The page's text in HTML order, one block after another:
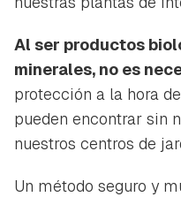
Al ser productos
minerales, no es
protección a la hora
pueden encontrar sin
nuestros centros de
Un método seguro y